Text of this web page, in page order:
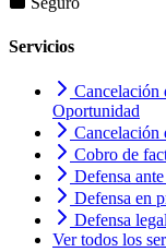
Servicios
Cancelación
Oportunidad
Cancelación
Cobro de
Defensa
Defensa en
Defensa
Ver todos los